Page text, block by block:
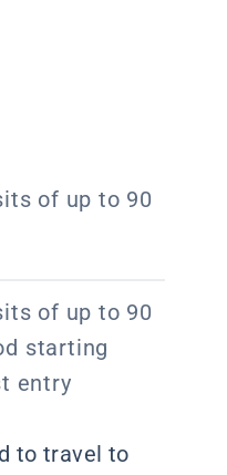
of up to 90
of up to 90
starting
entry
to travel to